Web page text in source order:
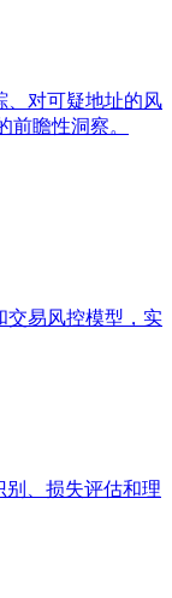
、对可疑地址的风
瞻性洞察。
交易风控模型，实
、损失评估和理